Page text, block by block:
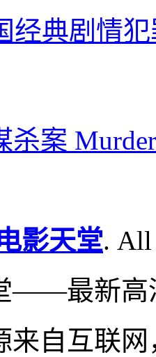
经典剧情
案
影天堂. All
——最新高
来自互联